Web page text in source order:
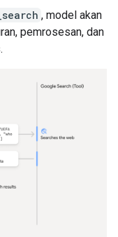
, model akan
pemrosesan, dan